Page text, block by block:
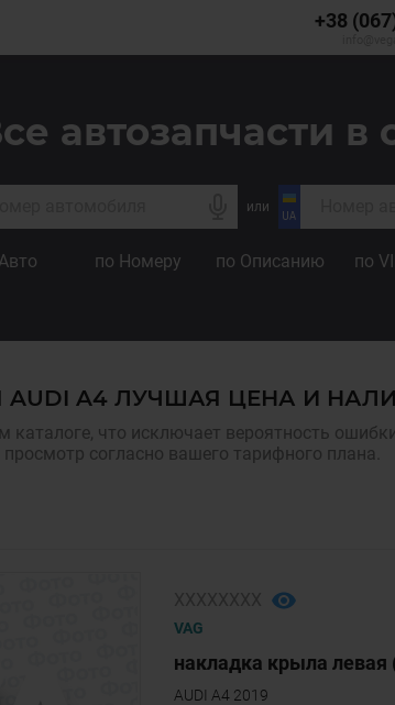
+38
автозапчасти
или
по Номеру по Описанию по
A4 ЛУЧШАЯ ЦЕНА И
что исключает вероятность
согласно вашего тарифного плана.
VAG
накладка крыла левая
AUDI A4 2019